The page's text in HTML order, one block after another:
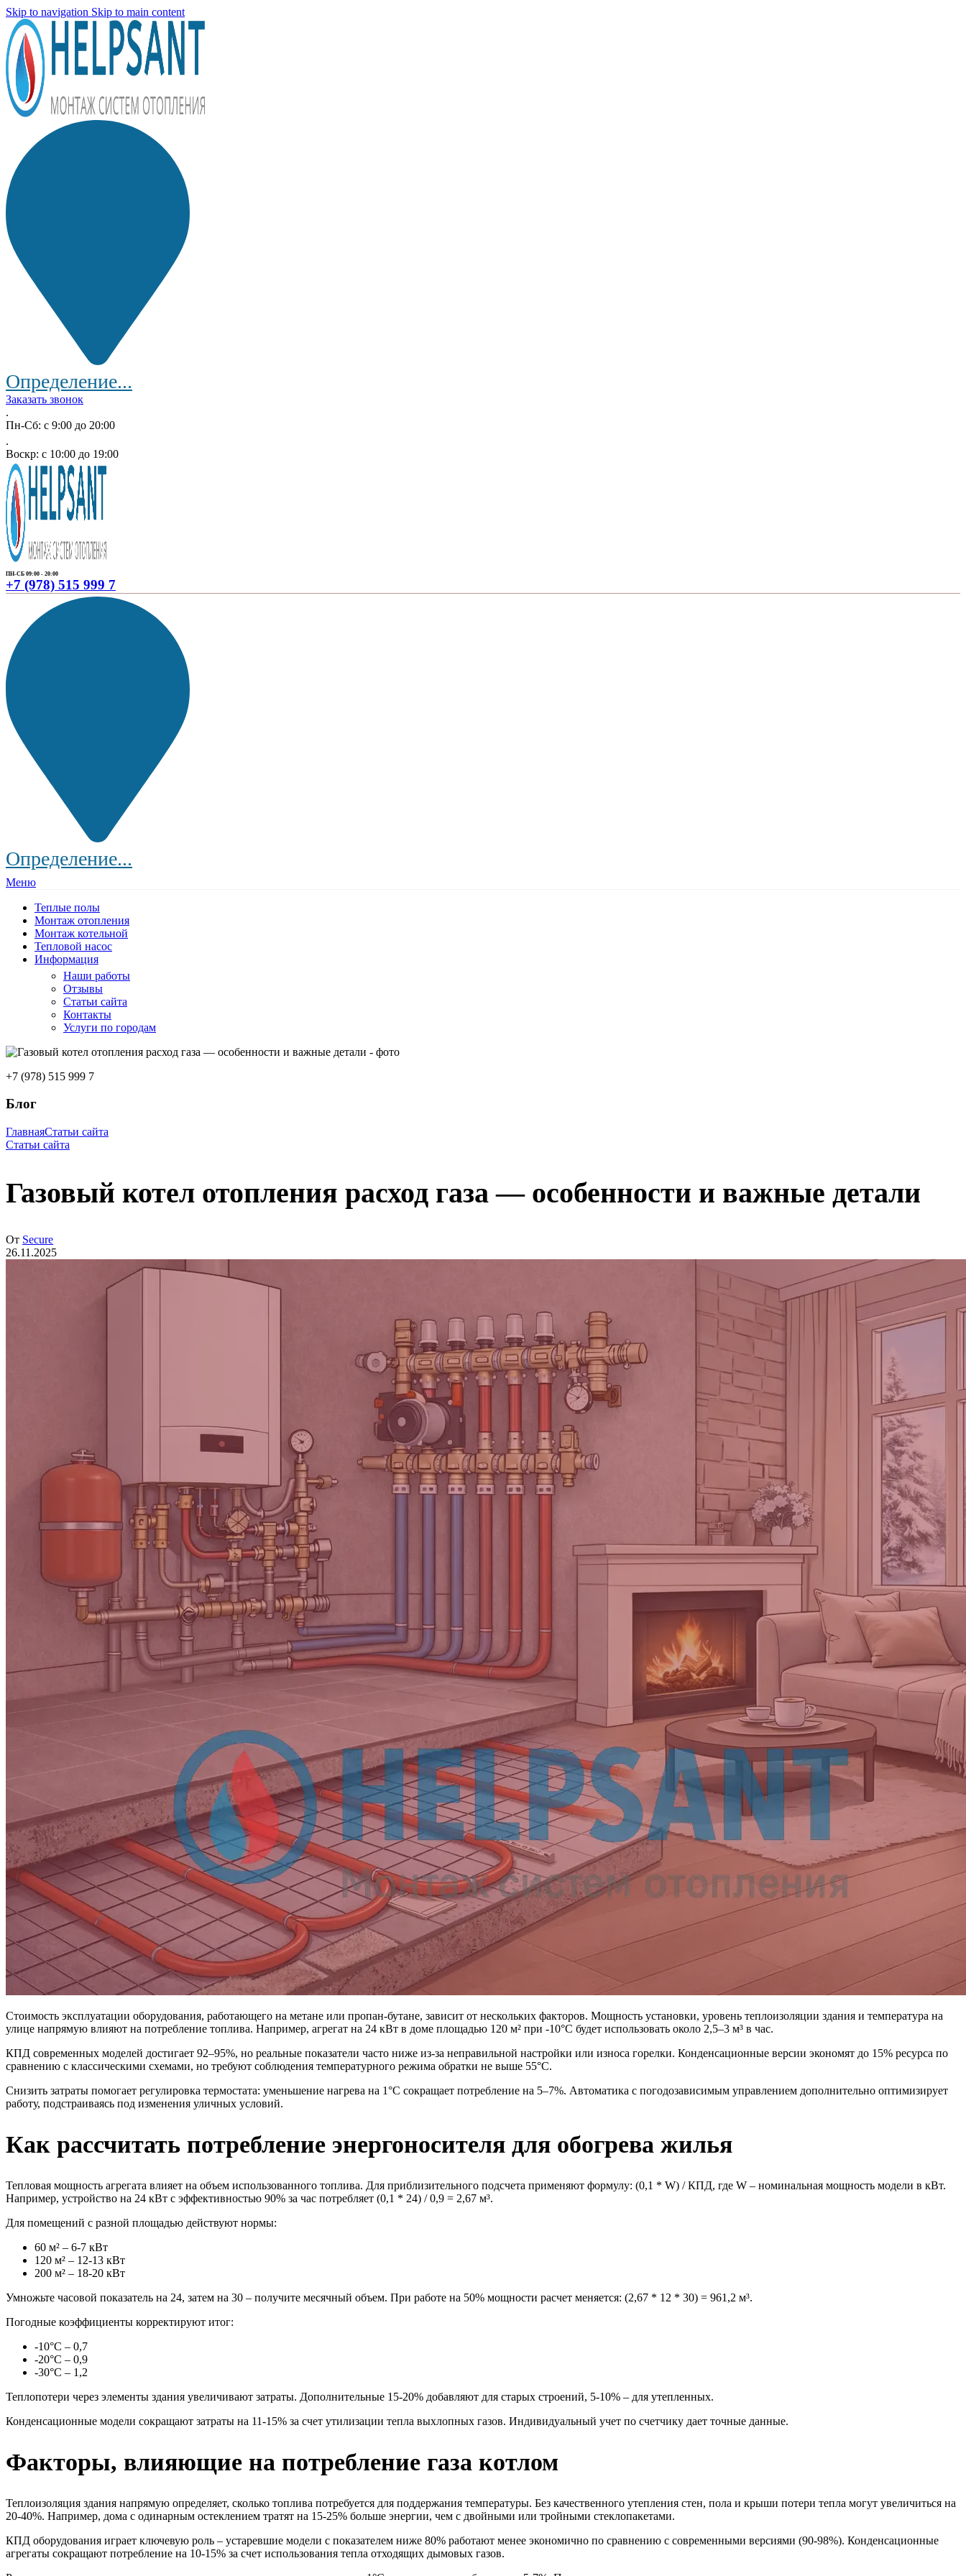
Skip to navigation Skip to main content
Определение...
Заказать звонок
.
Пн-Сб: с 9:00 до 20:00
.
Воскр: с 10:00 до 19:00
ПН-СБ 09:00 - 20:00
+7 (978) 515 999 7
Определение...
Меню
Теплые полы
Монтаж отопления
Монтаж котельной
Тепловой насос
Информация
Наши работы
Отзывы
Статьи сайта
Контакты
Услуги по городам
+7 (978) 515 999 7
Блог
ГлавнаяСтатьи сайта
Статьи сайта
Газовый котел отопления расход газа — особенности и важные детали
От Secure
26.11.2025
Стоимость эксплуатации оборудования, работающего на метане или пропан-бутане, зависит от нескольких факторов. Мощность установки, уровень теплоизоляции здания и температура на
улице напрямую влияют на потребление топлива. Например, агрегат на 24 кВт в доме площадью 120 м² при -10°C будет использовать около 2,5–3 м³ в час.
КПД современных моделей достигает 92–95%, но реальные показатели часто ниже из-за неправильной настройки или износа горелки. Конденсационные версии экономят до 15% ресурса по
сравнению с классическими схемами, но требуют соблюдения температурного режима обратки не выше 55°C.
Снизить затраты помогает регулировка термостата: уменьшение нагрева на 1°C сокращает потребление на 5–7%. Автоматика с погодозависимым управлением дополнительно оптимизирует
работу, подстраиваясь под изменения уличных условий.
Как рассчитать потребление энергоносителя для обогрева жилья
Тепловая мощность агрегата влияет на объем использованного топлива. Для приблизительного подсчета применяют формулу: (0,1 * W) / КПД, где W – номинальная мощность модели в кВт.
Например, устройство на 24 кВт с эффективностью 90% за час потребляет (0,1 * 24) / 0,9 = 2,67 м³.
Для помещений с разной площадью действуют нормы:
60 м² – 6-7 кВт
120 м² – 12-13 кВт
200 м² – 18-20 кВт
Умножьте часовой показатель на 24, затем на 30 – получите месячный объем. При работе на 50% мощности расчет меняется: (2,67 * 12 * 30) = 961,2 м³.
Погодные коэффициенты корректируют итог:
-10°C – 0,7
-20°C – 0,9
-30°C – 1,2
Теплопотери через элементы здания увеличивают затраты. Дополнительные 15-20% добавляют для старых строений, 5-10% – для утепленных.
Конденсационные модели сокращают затраты на 11-15% за счет утилизации тепла выхлопных газов. Индивидуальный учет по счетчику дает точные данные.
Факторы, влияющие на потребление газа котлом
Теплоизоляция здания напрямую определяет, сколько топлива потребуется для поддержания температуры. Без качественного утепления стен, пола и крыши потери тепла могут увеличиться на
20-40%. Например, дома с одинарным остеклением тратят на 15-25% больше энергии, чем с двойными или тройными стеклопакетами.
КПД оборудования играет ключевую роль – устаревшие модели с показателем ниже 80% работают менее экономично по сравнению с современными версиями (90-98%). Конденсационные
агрегаты сокращают потребление на 10-15% за счет использования тепла отходящих дымовых газов.